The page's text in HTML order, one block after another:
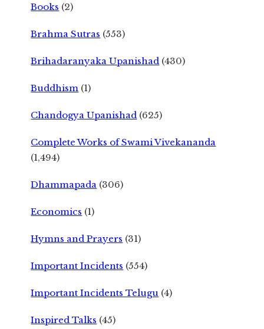
Books (2)
Brahma Sutras (553)
Brihadaranyaka Upanishad (430)
Buddhism (1)
Chandogya Upanishad (625)
Complete Works of Swami Vivekananda
(1,494)
Dhammapada (306)
Economics (1)
Hymns and Prayers (31)
Important Incidents (554)
Important Incidents Telugu (4)
Inspired Talks (45)